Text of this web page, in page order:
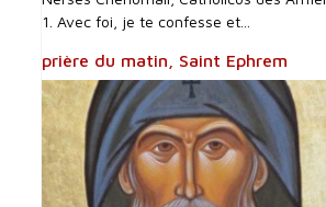
1. Avec foi, je te confesse et...
prière du matin, Saint Ephrem